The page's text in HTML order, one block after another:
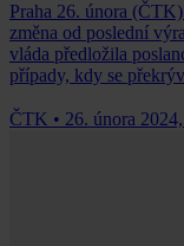
Praha 26. února
změna od poslední
vláda předložila
případy, kdy se
ČTK • 26. února